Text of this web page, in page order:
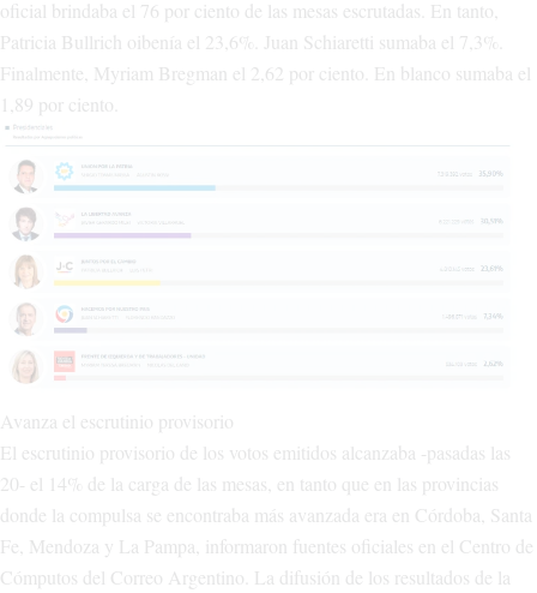
oficial brindaba el 76 por ciento de las mesas escrutadas. En tanto,
Patricia Bullrich oibenía el 23,6%. Juan Schiaretti sumaba el 7,3%.
Finalmente, Myriam Bregman el 2,62 por ciento. En blanco sumaba el
1,89 por ciento.
Avanza el escrutinio provisorio
El escrutinio provisorio de los votos emitidos alcanzaba -pasadas las
20- el 14% de la carga de las mesas, en tanto que en las provincias
donde la compulsa se encontraba más avanzada era en Córdoba, Santa
Fe, Mendoza y La Pampa, informaron fuentes oficiales en el Centro de
Cómputos del Correo Argentino. La difusión de los resultados de la